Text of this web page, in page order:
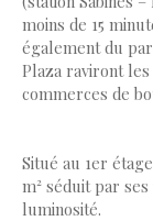
moins de 15
également du
Plaza raviront
commerces de
Situé au 1er
m² séduit par
luminosité.